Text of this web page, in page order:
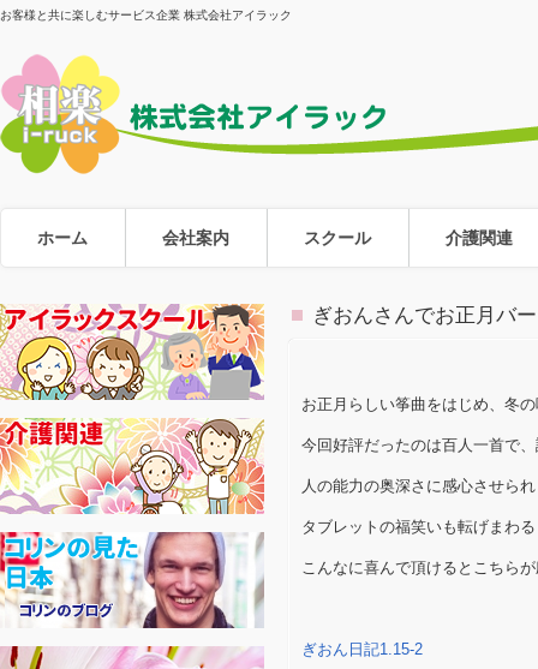
お客様と共に楽しむサービス企業 株式会社アイラック
ホーム 会社案内 スクール 介護関連
ぎおんさんでお正月バ
お正月らしい筝曲をはじめ、冬
今回好評だったのは百人一首で
人の能力の奥深さに感心させら
タブレットの福笑いも転げまわ
こんなに喜んで頂けるとこちら
ぎおん日記1.15-2